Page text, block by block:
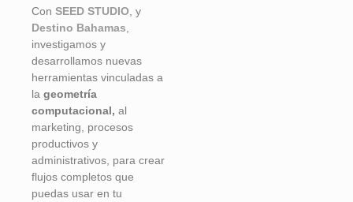
Con SEED STUDIO , y
Destino Bahamas
investigamos y
desarrollamos nuevas
herramientas vinculadas a
la geometría
computacional, al
marketing, procesos
productivos y
administrativos, para crear
flujos completos que
puedas usar en tu